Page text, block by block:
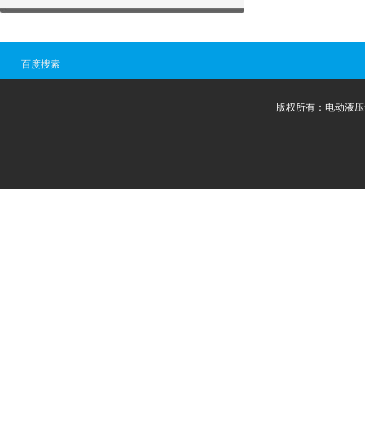
百度搜索
版权所有：电动液